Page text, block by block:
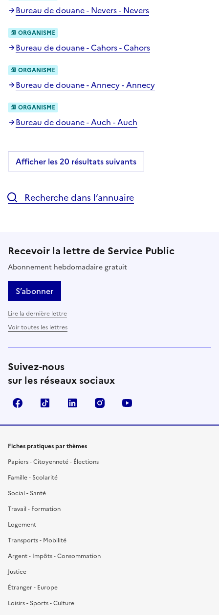
Bureau de douane - Nevers - Nevers
ORGANISME
Bureau de douane - Cahors - Cahors
ORGANISME
Bureau de douane - Annecy - Annecy
ORGANISME
Bureau de douane - Auch - Auch
Afficher les 20 résultats suivants
Recherche dans l’annuaire
Recevoir la lettre de Service Public
Abonnement hebdomadaire gratuit
S’abonner
Lire la dernière lettre
Voir toutes les lettres
Suivez-nous
sur les réseaux sociaux
FacebookTikTok LinkedIn Instagram
Fiches pratiques par thèmes
Papiers - Citoyenneté - Élections
Famille - Scolarité
Social - Santé
Travail - Formation
Logement
Transports - Mobilité
Argent - Impôts - Consommation
Justice
Étranger - Europe
Loisirs - Sports - Culture